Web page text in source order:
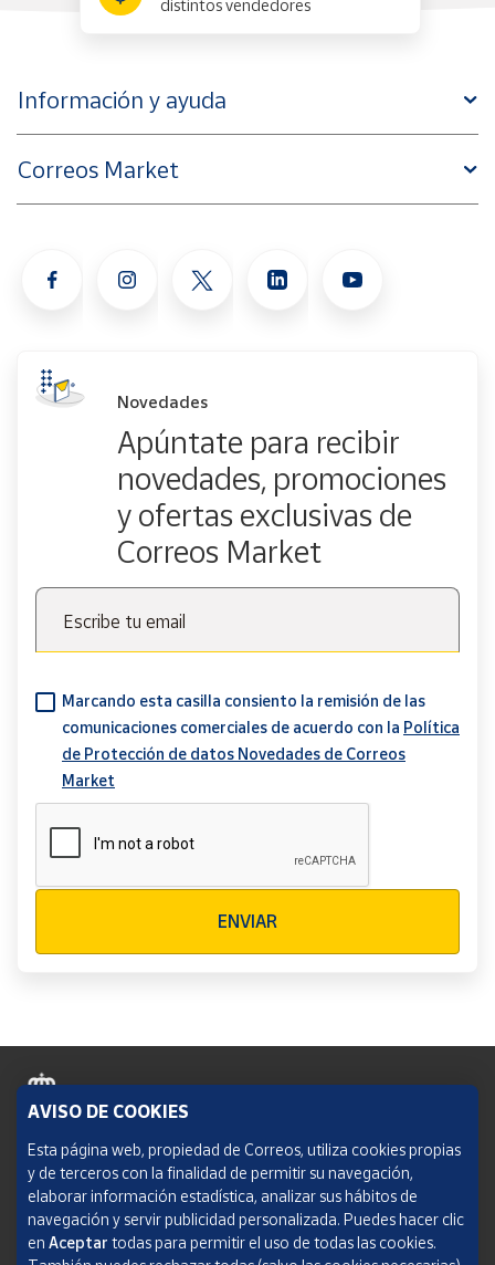
distintos vendedores
Información y ayuda
Correos Market
Novedades
Apúntate para recibir
novedades, promociones
y ofertas exclusivas de
Correos Market
Escribe tu email
Marcando esta casilla consiento la remisión de las
comunicaciones comerciales de acuerdo con la Política
de Protección de datos Novedades de Correos
Market
ENVIAR
Política de cookies
Aviso legal
Condiciones del servicio
AVISO DE COOKIES
Esta página web, propiedad de Correos, utiliza cookies propias
y de terceros con la finalidad de permitir su navegación,
elaborar información estadística, analizar sus hábitos de
navegación y servir publicidad personalizada. Puedes hacer clic
en Aceptar todas para permitir el uso de todas las cookies.